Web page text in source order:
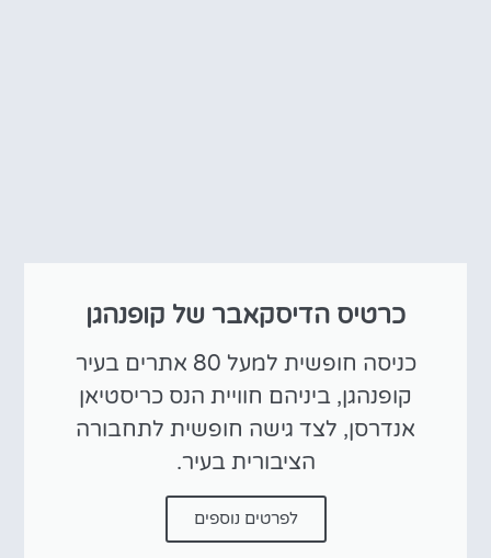
כרטיס הדיסקאבר של קופנהגן
כניסה חופשית למעל 80 אתרים בעיר
קופנהגן, ביניהם חוויית הנס כריסטיאן
אנדרסן, לצד גישה חופשית לתחבורה
הציבורית בעיר.
לפרטים נוספים